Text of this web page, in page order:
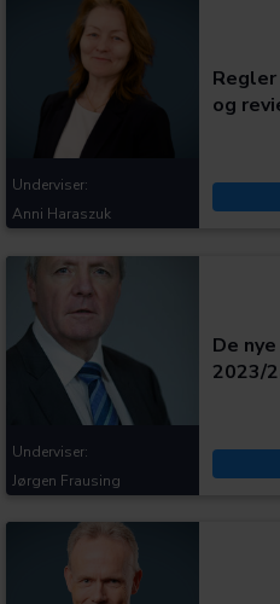
og
Underviser:
Anni Haraszuk
De
2023/
Underviser:
Jørgen Frausing